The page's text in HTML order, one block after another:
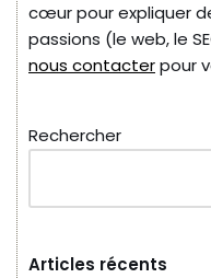
cœur pour expliquer
passions (le web, le
nous contacterpour
Rechercher
Articles récents